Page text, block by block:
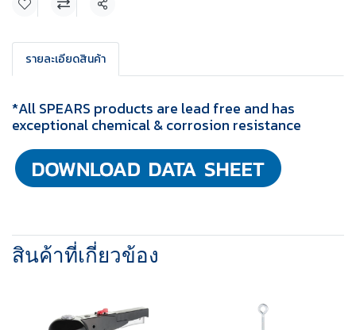
แชร์
รายละเอียดสินค้า
*All SPEARS products are lead free and has
exceptional chemical & corrosion resistance
สินค้าที่เกี่ยวข้อง